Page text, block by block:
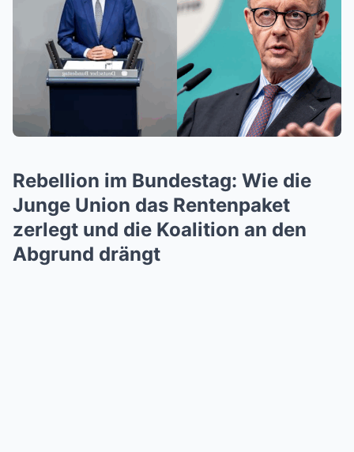
Rebellion im Bundestag: Wie die
Junge Union das Rentenpaket
zerlegt und die Koalition an den
Abgrund drängt